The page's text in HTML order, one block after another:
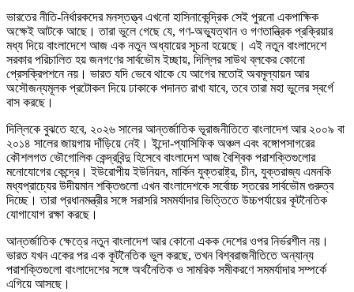
ভারতের নীতি-নির্ধারকদের মনস্তত্ত্ব এখনো হাসিনাকেন্দ্রিক সেই পুরনো একপাক্ষিক
অক্ষেই আটকে আছে। তারা ভুলে গেছে যে, গণ-অভ্যুত্থান ও গণতান্ত্রিক প্রক্রিয়ার
মধ্য দিয়ে বাংলাদেশে আজ এক নতুন অধ্যায়ের সূচনা হয়েছে। এই নতুন বাংলাদেশে
সরকার পরিচালিত হয় জনগণের সার্বভৌম ইচ্ছায়, দিল্লির সাউথ ব্লকের কোনো
প্রেসক্রিপশনে নয়। ভারত যদি ভেবে থাকে যে আগের মতোই অবমূল্যায়ন আর
অসৌজন্যমূলক প্রটোকল দিয়ে ঢাকাকে পদানত রাখা যাবে, তবে তারা মহা ভুলের স্বর্গে
বাস করছে।
দিল্লিকে বুঝতে হবে, ২০২৬ সালের আন্তর্জাতিক ভূরাজনীতিতে বাংলাদেশ আর ২০০৯ বা
২০১৪ সালের জায়গায় দাঁড়িয়ে নেই। ইন্দো-প্যাসিফিক অঞ্চল এবং বঙ্গোপসাগরের
কৌশলগত ভৌগোলিক কেন্দ্রবিন্দু হিসেবে বাংলাদেশ আজ বৈশ্বিক পরাশক্তিগুলোর
মনোযোগের কেন্দ্রে। ইউরোপীয় ইউনিয়ন, মার্কিন যুক্তরাষ্ট্র, চীন, যুক্তরাজ্য এমনকি
মধ্যপ্রাচ্যের উদীয়মান শক্তিগুলো এখন বাংলাদেশকে সর্বোচ্চ স্তরের সার্বভৌম গুরুত্ব
দিচ্ছে। তারা প্রধানমন্ত্রীর সঙ্গে সরাসরি সমমর্যাদার ভিত্তিতে উচ্চপর্যায়ের কূটনৈতিক
যোগাযোগ রক্ষা করছে।
আন্তর্জাতিক ক্ষেত্রে নতুন বাংলাদেশ আর কোনো একক দেশের ওপর নির্ভরশীল নয়।
ভারত যখন একের পর এক কূটনৈতিক ভুল করছে, তখন বিশ্বরাজনীতিতে অন্যান্য
পরাশক্তিগুলো বাংলাদেশের সঙ্গে অর্থনৈতিক ও সামরিক সমীকরণে সমমর্যাদার সম্পর্কে
এগিয়ে আসছে।